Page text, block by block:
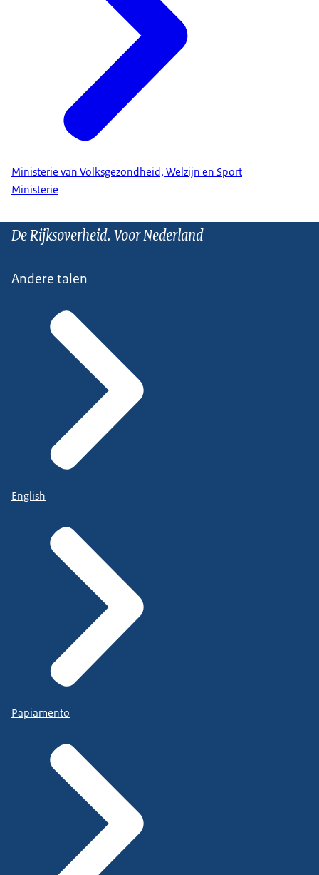
Ministerie van Volksgezondheid, Welzijn en Sport
Ministerie
De Rijksoverheid. Voor Nederland
Andere talen
English
Papiamento